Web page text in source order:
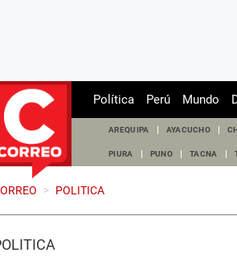
Política Perú Mundo
AREQUIPA AYACUCHO
PIURA PUNO TACNA
> POLITICA